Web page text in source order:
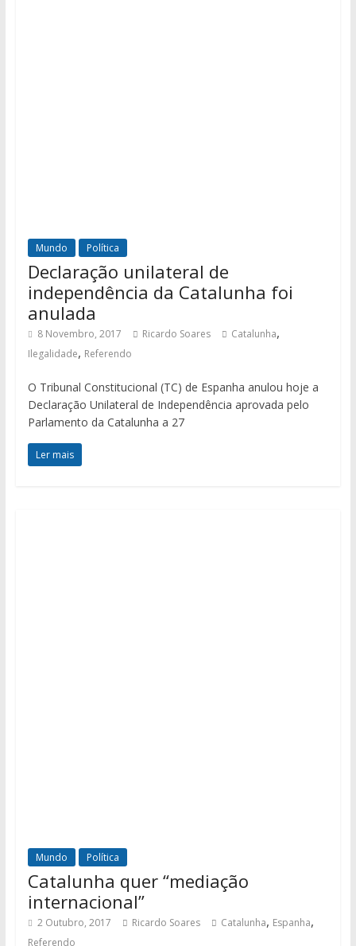
Mundo Política
Declaração unilateral de
independência da Catalunha foi
anulada
8 Novembro, 2017 Ricardo Soares Catalunha,
Ilegalidade, Referendo
O Tribunal Constitucional (TC) de Espanha anulou hoje a
Declaração Unilateral de Independência aprovada pelo
Parlamento da Catalunha a 27
Ler mais
Mundo Política
Catalunha quer “mediação
internacional”
2 Outubro, 2017 Ricardo Soares Catalunha, Espanha,
Referendo